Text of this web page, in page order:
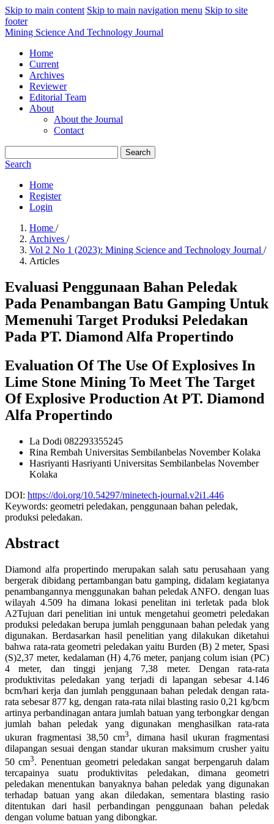
Skip to main content Skip to main navigation menu Skip to site
footer
Mining Science And Technology Journal
Home
Current
Archives
Reviewer
Editorial Team
About
About the Journal
Contact
Search
Search
Home
Register
Login
Home /
Archives /
Vol 2 No 1 (2023): Mining Science and Technology Journal /
Articles
Evaluasi Penggunaan Bahan Peledak
Pada Penambangan Batu Gamping Untuk
Memenuhi Target Produksi Peledakan
Pada PT. Diamond Alfa Propertindo
Evaluation Of The Use Of Explosives In
Lime Stone Mining To Meet The Target
Of Explosive Production At PT. Diamond
Alfa Propertindo
La Dodi 082293355245
Rina Rembah Universitas Sembilanbelas November Kolaka
Hasriyanti Hasriyanti Universitas Sembilanbelas November
Kolaka
DOI: https://doi.org/10.54297/minetech-journal.v2i1.446
Keywords: geometri peledakan, penggunaan bahan peledak,
produksi peledakan.
Abstract
Diamond alfa propertindo merupakan salah satu perusahaan yang
bergerak dibidang pertambangan batu gamping, didalam kegiatanya
penambangannya menggunakan bahan peledak ANFO. dengan luas
wilayah 4.509 ha dimana lokasi penelitan ini terletak pada blok
A2Tujuan dari penelitian ini untuk mengetahui geometri peledakan
produksi peledakan berupa jumlah penggunaan bahan peledak yang
digunakan. Berdasarkan hasil penelitian yang dilakukan diketahui
bahwa rata-rata geometri peledakan yaitu Burden (B) 2 meter, Spasi
(S)2,37 meter, kedalaman (H) 4,76 meter, panjang colum isian (PC)
4 meter, dan tinggi jenjang 7,38 meter. Dengan rata-rata
produktivitas peledakan yang terjadi di lapangan sebesar 4.146
bcm/hari kerja dan jumlah penggunaan bahan peledak dengan rata-
rata sebesar 877 kg, dengan rata-rata nilai blasting rasio 0,21 kg/bcm
artinya perbandinagan antara jumlah batuan yang terbongkar dengan
jumlah bahan peledak yang digunakan menghasilkan rata-rata
ukuran fragmentasi 38,50 cm3, dimana hasil ukuran fragmentasi
dilapangan sesuai dengan standar ukuran maksimum crusher yaitu
50 cm3. Penentuan geometri peledakan sangat berpengaruh dalam
tercapainya suatu produktivitas peledakan, dimana geometri
peledakan menentukan banyaknya bahan peledak yang digunakan
terhadap batuan yang akan diledakan, sementara blasting rasio
ditentukan dari hasil perbandingan penggunaan bahan peledak
dengan volume batuan yang dibongkar.